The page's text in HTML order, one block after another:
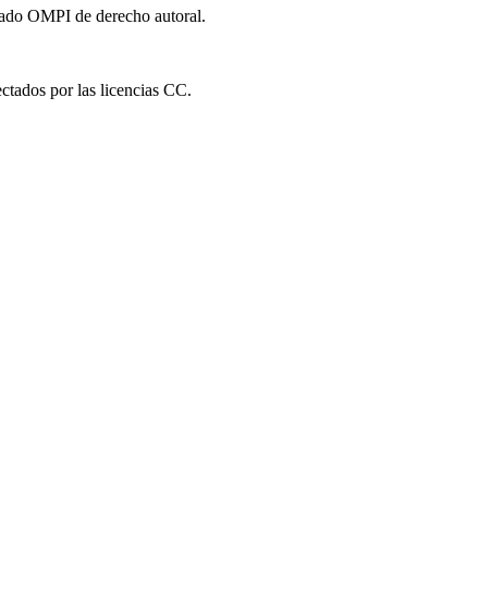
OMPI de derecho autoral.
por las licencias CC.